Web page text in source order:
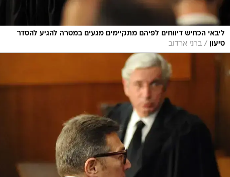
ליבאי הכחיש דיווחים לפיהם מתקיימים מגעים במטרה להגיע להסדר
טיעון
/ ברני ארדוב